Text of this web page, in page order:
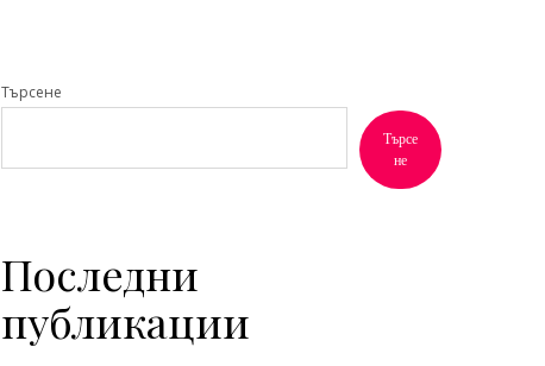
Търсене
Търсе
не
Последни
публикации